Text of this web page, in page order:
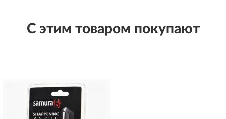
С этим товаром покупают